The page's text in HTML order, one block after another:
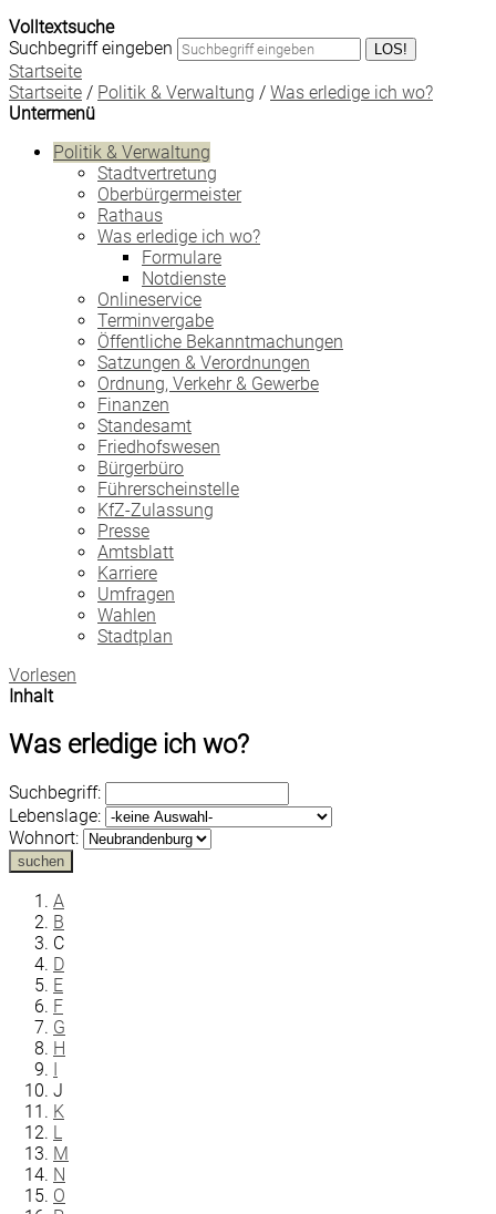
Volltextsuche
Suchbegriff eingeben
LOS!
Startseite
Startseite / Politik & Verwaltung / Was erledige ich wo?
Untermenü
Politik & Verwaltung
Stadtvertretung
Oberbürgermeister
Rathaus
Was erledige ich wo?
Formulare
Notdienste
Onlineservice
Terminvergabe
Öffentliche Bekanntmachungen
Satzungen & Verordnungen
Ordnung, Verkehr & Gewerbe
Finanzen
Standesamt
Friedhofswesen
Bürgerbüro
Führerscheinstelle
KfZ-Zulassung
Presse
Amtsblatt
Karriere
Umfragen
Wahlen
Stadtplan
Vorlesen
Inhalt
Was erledige ich wo?
Suchbegriff:
Lebenslage:
Wohnort:
suchen
A
B
C
D
E
F
G
H
I
J
K
L
M
N
O